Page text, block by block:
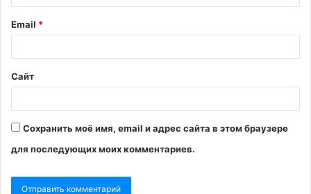
Email *
Сайт
Сохранить моё имя, email и адрес сайта в этом браузере
для последующих моих комментариев.